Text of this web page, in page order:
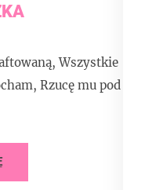
Wszystkie
Rzucę mu pod